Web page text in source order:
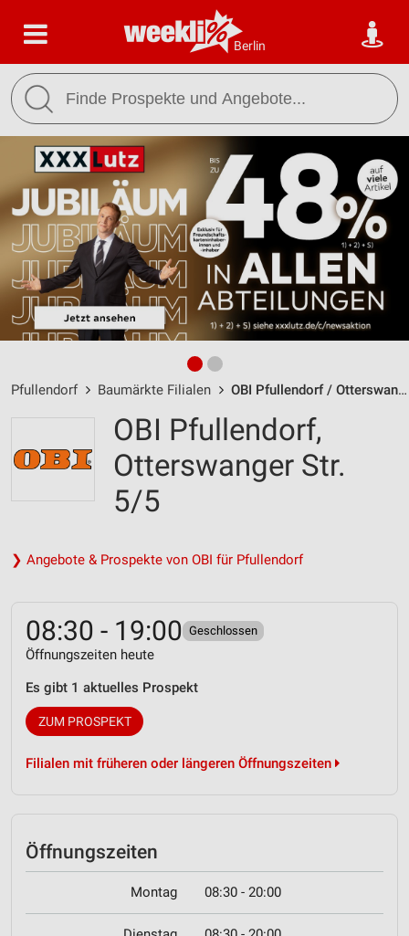
Berlin
Pfullendorf Baumärkte Filialen OBI Pfullendorf / Otterswanger Str. 5/5 - Öffnungszeiten & Adresse
OBI Pfullendorf,
Otterswanger Str.
5/5
❯ Angebote & Prospekte von OBI für Pfullendorf
08:30 - 19:00 Geschlossen
Öffnungszeiten heute
Es gibt 1 aktuelles Prospekt
ZUM PROSPEKT
Filialen mit früheren oder längeren Öffnungszeiten
Öffnungszeiten
Montag 08:30 - 20:00